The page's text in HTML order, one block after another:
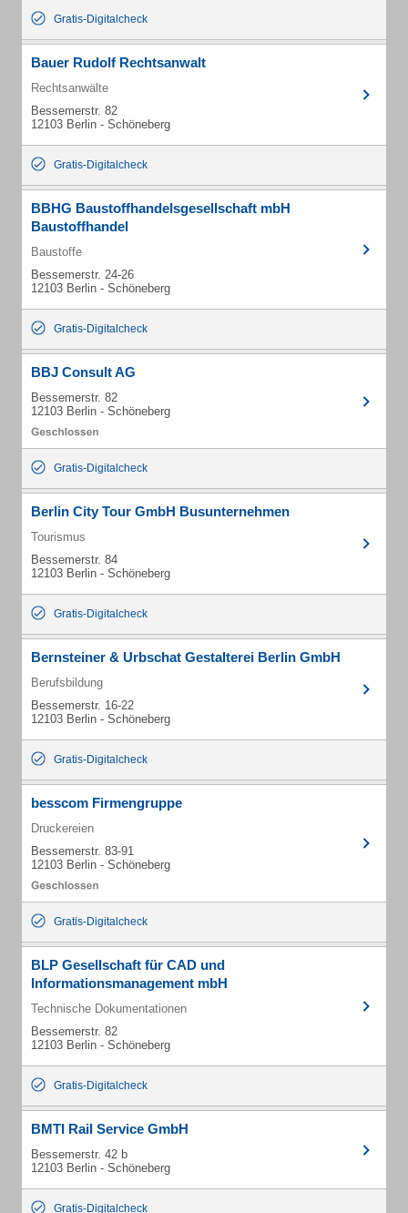
Gratis-Digitalcheck
Bauer Rudolf Rechtsanwalt
Rechtsanwälte
Bessemerstr. 82
12103 Berlin - Schöneberg
Gratis-Digitalcheck
BBHG Baustoffhandelsgesellschaft mbH
Baustoffhandel
Baustoffe
Bessemerstr. 24-26
12103 Berlin - Schöneberg
Gratis-Digitalcheck
BBJ Consult AG
Bessemerstr. 82
12103 Berlin - Schöneberg
Gratis-Digitalcheck
Berlin City Tour GmbH Busunternehmen
Tourismus
Bessemerstr. 84
12103 Berlin - Schöneberg
Gratis-Digitalcheck
Bernsteiner & Urbschat Gestalterei Berlin GmbH
Berufsbildung
Bessemerstr. 16-22
12103 Berlin - Schöneberg
Gratis-Digitalcheck
besscom Firmengruppe
Druckereien
Bessemerstr. 83-91
12103 Berlin - Schöneberg
Gratis-Digitalcheck
BLP Gesellschaft für CAD und
Informationsmanagement mbH
Technische Dokumentationen
Bessemerstr. 82
12103 Berlin - Schöneberg
Gratis-Digitalcheck
BMTI Rail Service GmbH
Bessemerstr. 42 b
12103 Berlin - Schöneberg
Gratis-Digitalcheck